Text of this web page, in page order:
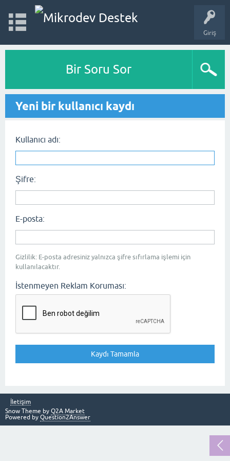
Giriş
Bir Soru Sor
Yeni bir kullanıcı kaydı
Kullanıcı adı:
Şifre:
E-posta:
Gizlilik: E-posta adresiniz yalnızca şifre sıfırlama işlemi için
kullanılacaktır.
İstenmeyen Reklam Koruması:
İletişim
Snow Theme by Q2A Market
Powered by Question2Answer